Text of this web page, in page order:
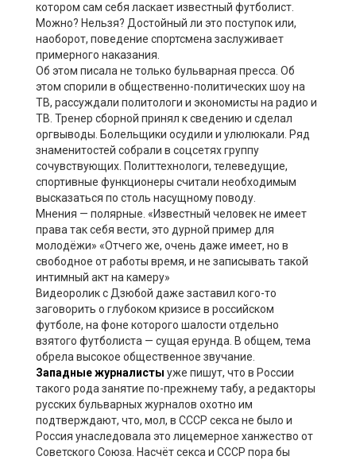
котором сам себя ласкает известный футболист.
Можно? Нельзя? Достойный ли это поступок или,
наоборот, поведение спортсмена заслуживает
примерного наказания.
Об этом писала не только бульварная пресса. Об
этом спорили в общественно-политических шоу на
ТВ, рассуждали политологи и экономисты на радио и
ТВ. Тренер сборной принял к сведению и сделал
оргвыводы. Болельщики осудили и улюлюкали. Ряд
знаменитостей собрали в соцсетях группу
сочувствующих. Политтехнологи, телеведущие,
спортивные функционеры считали необходимым
высказаться по столь насущному поводу.
Мнения — полярные. «Известный человек не имеет
права так себя вести, это дурной пример для
молодёжи» «Отчего же, очень даже имеет, но в
свободное от работы время, и не записывать такой
интимный акт на камеру»
Видеоролик с Дзюбой даже заставил кого-то
заговорить о глубоком кризисе в российском
футболе, на фоне которого шалости отдельно
взятого футболиста — сущая ерунда. В общем, тема
обрела высокое общественное звучание.
Западные журналисты уже пишут, что в России
такого рода занятие по-прежнему табу, а редакторы
русских бульварных журналов охотно им
подтверждают, что, мол, в СССР секса не было и
Россия унаследовала это лицемерное ханжество от
Советского Союза. Насчёт секса и СССР пора бы